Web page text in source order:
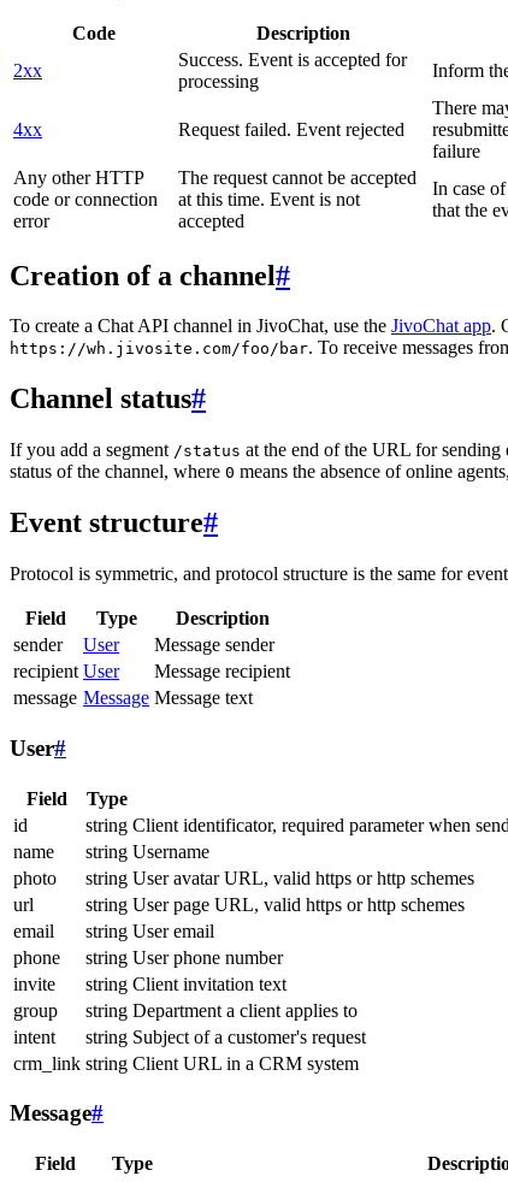
Code Description
2xx
Success. Event is accepted for
processing
Inform
4xx Request failed. Event rejected
There
failure
Any other HTTP
code or connection
error
The request cannot be accepted
at this time. Event is not
accepted
In case
that the
Creation of a channel#
To create a Chat API channel in JivoChat, use the JivoChat app.
https://wh.jivosite.com/foo/bar. To receive messages
Channel status#
If you add a segment /status at the end of the URL for sending
status of the channel, where 0 means the absence of online
Event structure#
Protocol is symmetric, and protocol structure is the same for
Field Type
Description
sender
User
Message sender
recipient User
Message recipient
message Message Message text
User#
Field Type
id
string Client identificator, required parameter when
name
string Username
photo
string User avatar URL, valid https or http schemes
url
string User page URL, valid https or http schemes
email
string User email
phone
string User phone number
invite
string Client invitation text
group
string Department a client applies to
intent
string Subject of a customer's request
crm_link string Client URL in a CRM system
Message#
Field Type